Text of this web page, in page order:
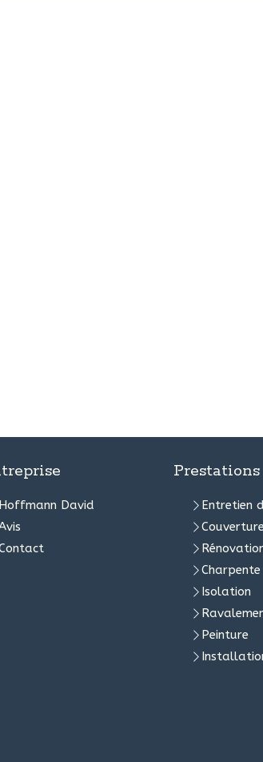
Hoffmann David
Prestations
Entretien
Couverture
Charpente
Isolation
Peinture